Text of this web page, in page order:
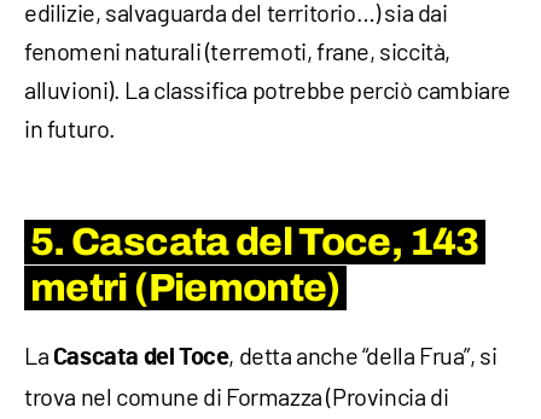
edilizie, salvaguarda del territorio…) sia dai
fenomeni naturali (terremoti, frane, siccità,
alluvioni). La classifica potrebbe perciò cambiare
in futuro.
5. Cascata del Toce, 143
metri (Piemonte)
La Cascata del Toce, detta anche “della Frua”, si
trova nel comune di Formazza (Provincia di